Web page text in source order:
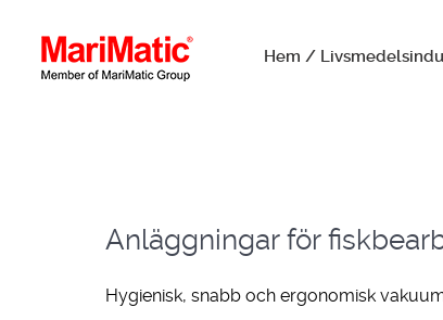
Hem /
Anläggningar för
Hygienisk, snabb och ergonomisk